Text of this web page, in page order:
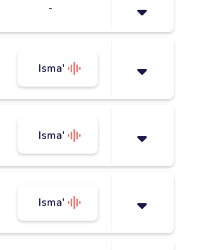
-
Isma'
Isma'
Isma'